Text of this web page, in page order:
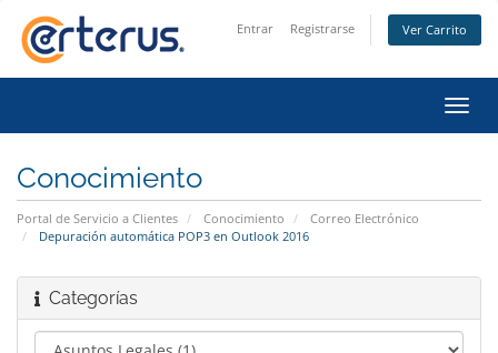
Entrar Registrarse Ver Carrito
Conocimiento
Portal de Servicio a Clientes Conocimiento
Correo Electrónico
Depuración automática POP3 en Outlook 2016
Categorías